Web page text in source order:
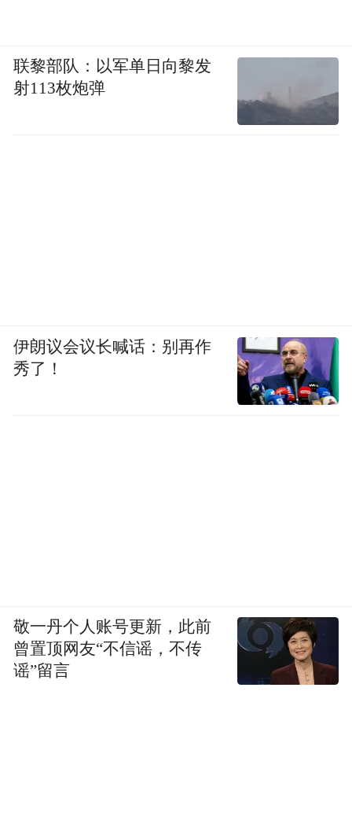
联黎部队：以军单日向黎发
射113枚炮弹
伊朗议会议长喊话：别再作
秀了！
敬一丹个人账号更新，此前
曾置顶网友“不信谣，不传
谣”留言